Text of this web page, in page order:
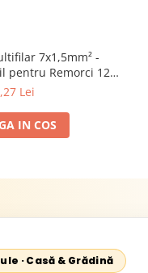
7x1,5mm² -
Remorci 12V-
24VLei
IN COS
· Casă & Grădină